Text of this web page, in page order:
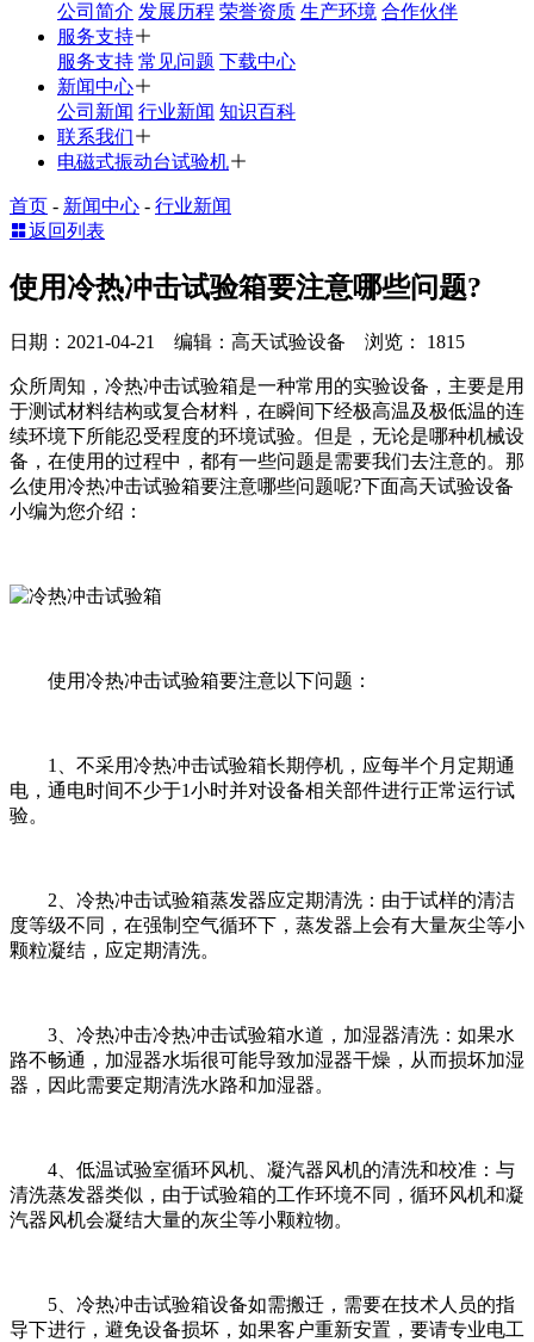
公司简介 发展历程 荣誉资质 生产环境 合作伙伴
服务支持
服务支持 常见问题 下载中心
新闻中心
公司新闻 行业新闻 知识百科
联系我们
电磁式振动台试验机
首页 - 新闻中心 - 行业新闻
返回列表
使用冷热冲击试验箱要注意哪些问题?
日期：2021-04-21 编辑：高天试验设备 浏览： 1815
众所周知，冷热冲击试验箱是一种常用的实验设备，主要是用
于测试材料结构或复合材料，在瞬间下经极高温及极低温的连
续环境下所能忍受程度的环境试验。但是，无论是哪种机械设
备，在使用的过程中，都有一些问题是需要我们去注意的。那
么使用冷热冲击试验箱要注意哪些问题呢?下面高天试验设备
小编为您介绍：
使用冷热冲击试验箱要注意以下问题：
1、不采用冷热冲击试验箱长期停机，应每半个月定期通
电，通电时间不少于1小时并对设备相关部件进行正常运行试
验。
2、冷热冲击试验箱蒸发器应定期清洗：由于试样的清洁
度等级不同，在强制空气循环下，蒸发器上会有大量灰尘等小
颗粒凝结，应定期清洗。
3、冷热冲击冷热冲击试验箱水道，加湿器清洗：如果水
路不畅通，加湿器水垢很可能导致加湿器干燥，从而损坏加湿
器，因此需要定期清洗水路和加湿器。
4、低温试验室循环风机、凝汽器风机的清洗和校准：与
清洗蒸发器类似，由于试验箱的工作环境不同，循环风机和凝
汽器风机会凝结大量的灰尘等小颗粒物。
5、冷热冲击试验箱设备如需搬迁，需要在技术人员的指
导下进行，避免设备损坏，如果客户重新安置，要请专业电工